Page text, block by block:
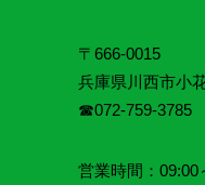
〒666-0015
兵庫県川西市小
☎072‐759‐3785
営業時間：09:00